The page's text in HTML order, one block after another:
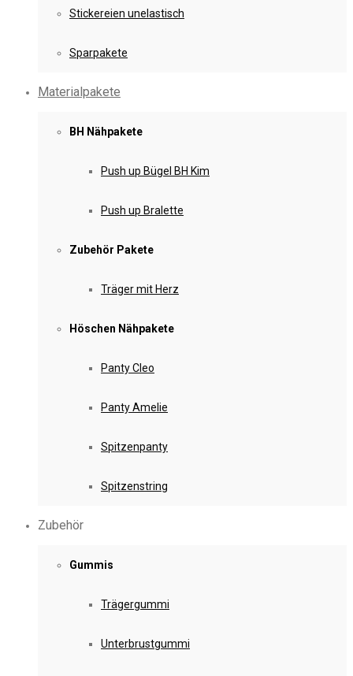
Stickereien unelastisch
Sparpakete
Materialpakete
BH Nähpakete
Push up Bügel BH Kim
Push up Bralette
Zubehör Pakete
Träger mit Herz
Höschen Nähpakete
Panty Cleo
Panty Amelie
Spitzenpanty
Spitzenstring
Zubehör
Gummis
Trägergummi
Unterbrustgummi